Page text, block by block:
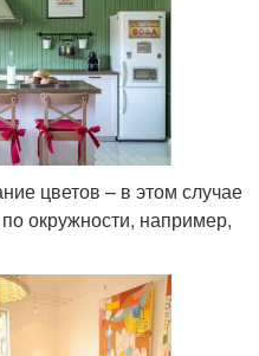
цветов – в этом случае
окружности, например,